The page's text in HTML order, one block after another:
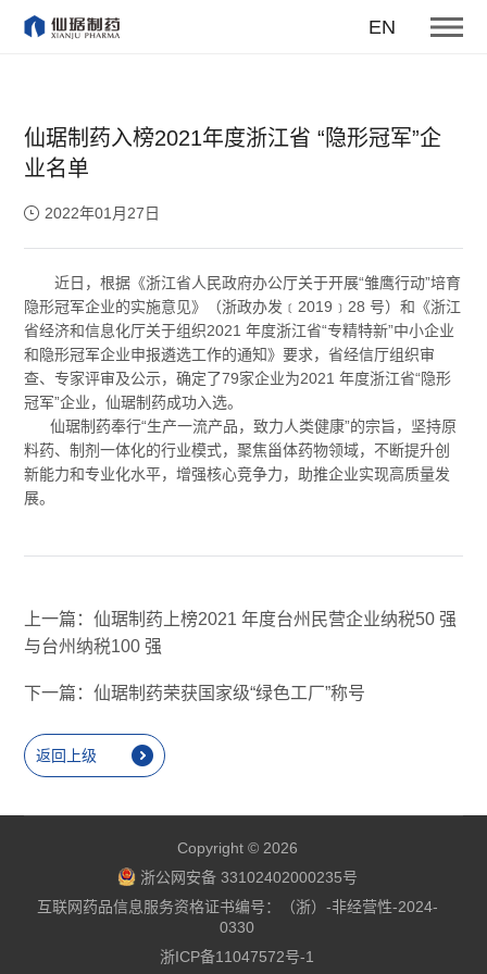
EN
仙琚制药入榜2021年度浙江省 “隐形冠军”企
业名单
2022年01月27日
近日，根据《浙江省人民政府办公厅关于开展“雏鹰行动”培育
隐形冠军企业的实施意见》（浙政办发﹝2019﹞28 号）和《浙江
省经济和信息化厅关于组织2021 年度浙江省“专精特新”中小企业
和隐形冠军企业申报遴选工作的通知》要求，省经信厅组织审
查、专家评审及公示，确定了79家企业为2021 年度浙江省“隐形
冠军”企业，仙琚制药成功入选。
仙琚制药奉行“生产一流产品，致力人类健康”的宗旨，坚持原
料药、制剂一体化的行业模式，聚焦甾体药物领域，不断提升创
新能力和专业化水平，增强核心竞争力，助推企业实现高质量发
展。
上一篇：仙琚制药上榜2021 年度台州民营企业纳税50 强
与台州纳税100 强
下一篇：仙琚制药荣获国家级“绿色工厂”称号
返回上级
Copyright © 2026
浙公网安备 33102402000235号
互联网药品信息服务资格证书编号：（浙）-非经营性-2024-
0330
浙ICP备11047572号-1